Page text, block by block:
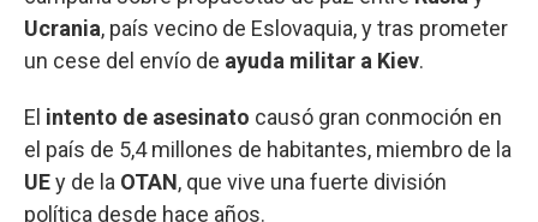
Ucrania, país vecino de Eslovaquia, y tras prometer
un cese del envío de ayuda militar a Kiev.
El intento de asesinato causó gran conmoción en
el país de 5,4 millones de habitantes, miembro de la
UEy de la OTAN, que vive una fuerte división
política desde hace años.